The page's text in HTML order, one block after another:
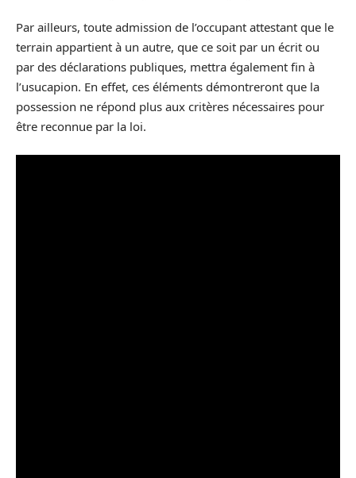
Par ailleurs, toute admission de l’occupant attestant que le
terrain appartient à un autre, que ce soit par un écrit ou
par des déclarations publiques, mettra également fin à
l’usucapion. En effet, ces éléments démontreront que la
possession ne répond plus aux critères nécessaires pour
être reconnue par la loi.